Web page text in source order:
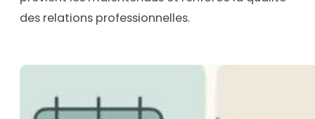
des relations professionnelles.